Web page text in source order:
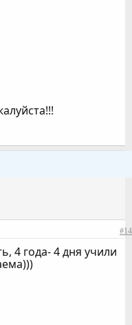
#14
4 года- 4 дня учили